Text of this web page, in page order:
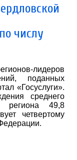
числу
лидеров
поданных
«Госуслуги».
среднего
региона 49,8
четвертому